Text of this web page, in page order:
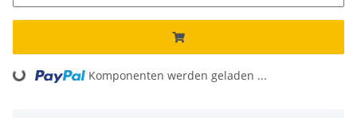
Loading... Komponenten werden geladen ...